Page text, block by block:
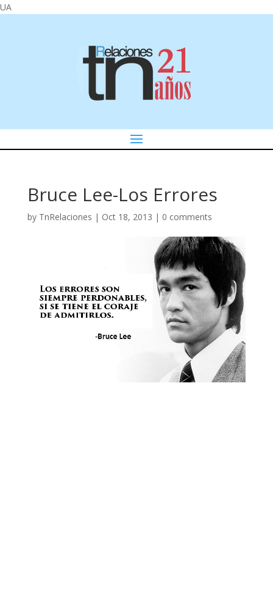
UA
Bruce Lee-Los Errores
by TnRelaciones | Oct 18, 2013 | 0 comments